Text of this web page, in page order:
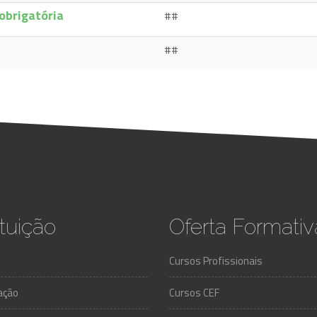
##
##
Oferta
Cursos Profissionais
Cursos CEF